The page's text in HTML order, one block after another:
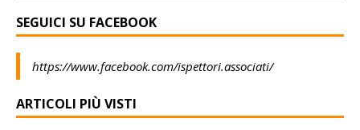
SEGUICI SU FACEBOOK
https://www.facebook.com/ispettori.associati/
ARTICOLI PIÙ VISTI